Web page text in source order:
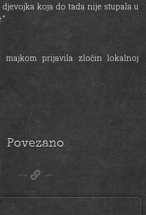
koja do tada nije stupala u
majkom prijavila zločin lokalnoj
Povezano